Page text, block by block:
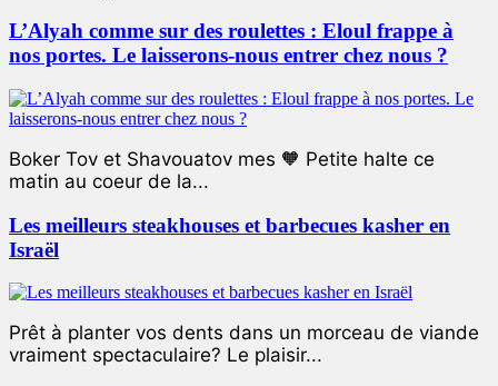
L’Alyah comme sur des roulettes : Eloul frappe à
nos portes. Le laisserons-nous entrer chez nous ?
Boker Tov et Shavouatov mes 🧡 Petite halte ce
matin au coeur de la...
Les meilleurs steakhouses et barbecues kasher en
Israël
Prêt à planter vos dents dans un morceau de viande
vraiment spectaculaire? Le plaisir...